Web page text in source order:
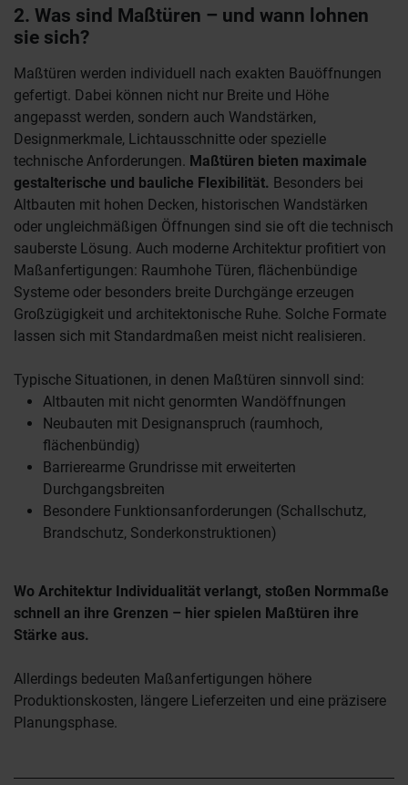
2. Was sind Maßtüren – und wann lohnen
sie sich?
Maßtüren werden individuell nach exakten Bauöffnungen
gefertigt. Dabei können nicht nur Breite und Höhe
angepasst werden, sondern auch Wandstärken,
Designmerkmale, Lichtausschnitte oder spezielle
technische Anforderungen. Maßtüren bieten maximale
gestalterische und bauliche Flexibilität. Besonders bei
Altbauten mit hohen Decken, historischen Wandstärken
oder ungleichmäßigen Öffnungen sind sie oft die technisch
sauberste Lösung. Auch moderne Architektur profitiert von
Maßanfertigungen: Raumhohe Türen, flächenbündige
Systeme oder besonders breite Durchgänge erzeugen
Großzügigkeit und architektonische Ruhe. Solche Formate
lassen sich mit Standardmaßen meist nicht realisieren.
Typische Situationen, in denen Maßtüren sinnvoll sind:
Altbauten mit nicht genormten Wandöffnungen
Neubauten mit Designanspruch (raumhoch,
flächenbündig)
Barrierearme Grundrisse mit erweiterten
Durchgangsbreiten
Besondere Funktionsanforderungen (Schallschutz,
Brandschutz, Sonderkonstruktionen)
Wo Architektur Individualität verlangt, stoßen Normmaße
schnell an ihre Grenzen – hier spielen Maßtüren ihre
Stärke aus.
Allerdings bedeuten Maßanfertigungen höhere
Produktionskosten, längere Lieferzeiten und eine präzisere
Planungsphase.